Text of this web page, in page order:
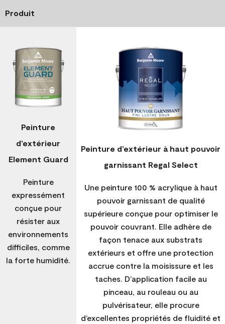
Produit
Peinture
d’extérieur
Element Guard
Peinture
expressément
conçue pour
résister aux
environnements
difficiles, comme
la forte humidité.
Peinture d’extérieur à haut pouvoir
garnissant Regal Select
Une peinture 100 % acrylique à haut
pouvoir garnissant de qualité
supérieure conçue pour optimiser le
pouvoir couvrant. Elle adhère de
façon tenace aux substrats
extérieurs et offre une protection
accrue contre la moisissure et les
taches. D’application facile au
pinceau, au rouleau ou au
pulvérisateur, elle procure
d’excellentes propriétés de fluidité et